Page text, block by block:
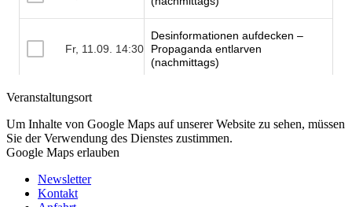
Veranstaltungsort
Um Inhalte von Google Maps auf unserer Website zu sehen, müssen
Sie der Verwendung des Dienstes zustimmen.
Google Maps erlauben
Newsletter
Kontakt